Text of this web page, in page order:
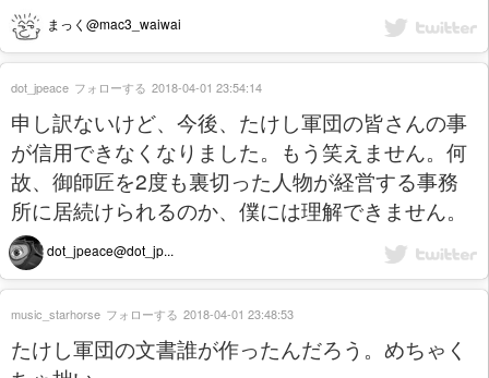
まっく@mac3_waiwai
申し訳ないけど、今後、たけし軍団の皆さんの事
が信用できなくなりました。もう笑えません。何
故、御師匠を2度も裏切った人物が経営する事務
所に居続けられるのか、僕には理解できません。
dot_jpeace@dot_jp...
dot_jpeace フォローする 2018-04-01 23:54:14
たけし軍団の文書誰が作ったんだろう。めちゃく
music_starhorse フォローする 2018-04-01 23:48:53